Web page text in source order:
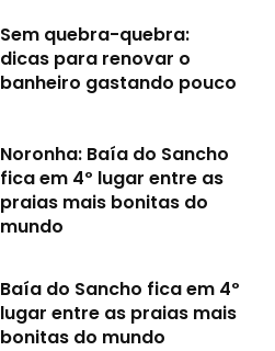
Sem quebra-quebra:
dicas para renovar o
banheiro gastando pouco
Noronha: Baía do Sancho
fica em 4º lugar entre as
praias mais bonitas do
mundo
Baía do Sancho fica em 4º
lugar entre as praias mais
bonitas do mundo